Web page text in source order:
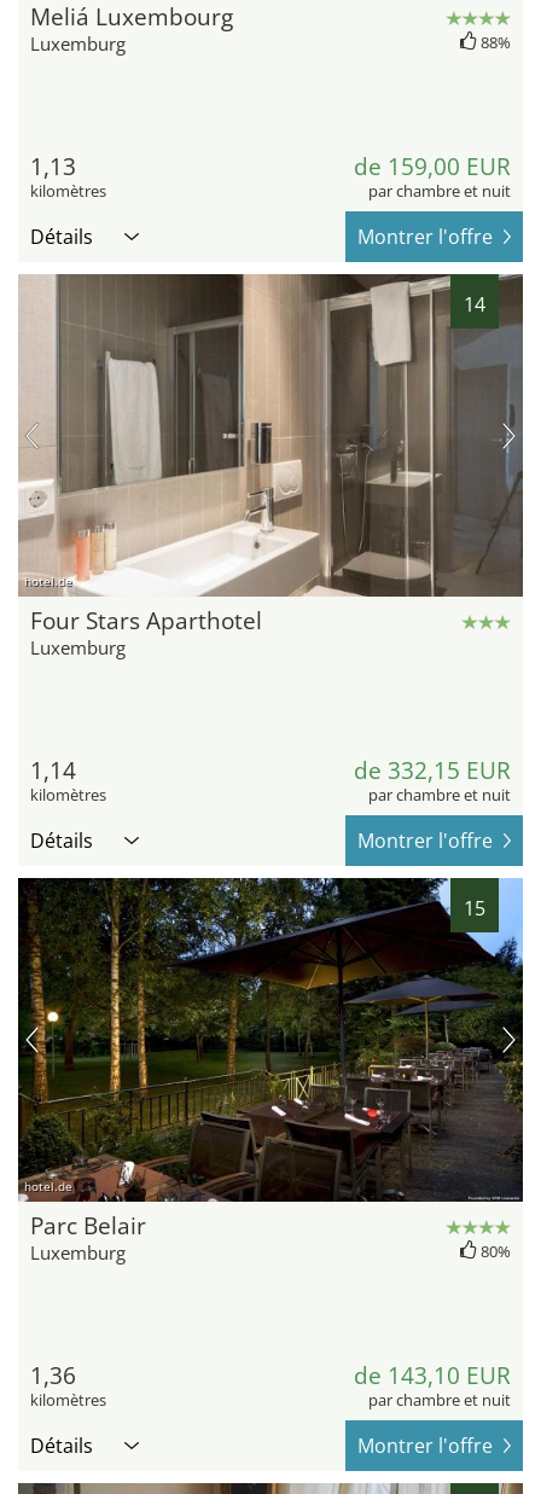
Meliá Luxembourg
Luxemburg 88%
1,13
kilomètres
de 159,00 EUR
par chambre et nuit
Détails Montrer l'offre
14
hotel.de
Four Stars Aparthotel
Luxemburg
1,14
kilomètres
de 332,15 EUR
par chambre et nuit
Détails Montrer l'offre
15
hotel.de
Parc Belair
Luxemburg 80%
1,36
kilomètres
de 143,10 EUR
par chambre et nuit
Détails Montrer l'offre